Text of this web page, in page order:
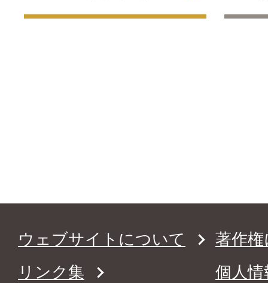
ウェブサイトについて
著作
リンク集
個人